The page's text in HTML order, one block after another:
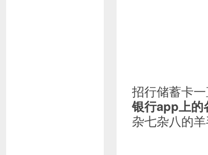
招行储蓄卡
银行app上的
杂七杂八的